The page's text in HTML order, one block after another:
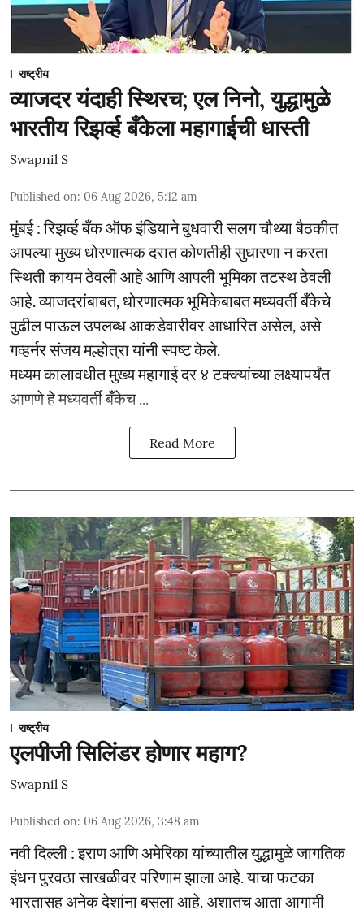
राष्ट्रीय
व्याजदर यंदाही स्थिरच; एल निनो, युद्धामुळे
भारतीय रिझर्व्ह बँकेला महागाईची धास्ती
Swapnil S
Published on: 06 Aug 2026, 5:12 am
मुंबई : रिझर्व्ह बँक ऑफ इंडियाने बुधवारी सलग चौथ्या बैठकीत
आपल्या मुख्य धोरणात्मक दरात कोणतीही सुधारणा न करता
स्थिती कायम ठेवली आहे आणि आपली भूमिका तटस्थ ठेवली
आहे. व्याजदरांबाबत, धोरणात्मक भूमिकेबाबत मध्यवर्ती बँकेचे
पुढील पाऊल उपलब्ध आकडेवारीवर आधारित असेल, असे
गव्हर्नर संजय मल्होत्रा यांनी स्पष्ट केले.
मध्यम कालावधीत मुख्य महागाई दर ४ टक्क्यांच्या लक्ष्यापर्यंत
आणणे हे मध्यवर्ती बँकेच ...
Read More
राष्ट्रीय
एलपीजी सिलिंडर होणार महाग?
Swapnil S
Published on: 06 Aug 2026, 3:48 am
नवी दिल्ली : इराण आणि अमेरिका यांच्यातील युद्धामुळे जागतिक
इंधन पुरवठा साखळीवर परिणाम झाला आहे. याचा फटका
भारतासह अनेक देशांना बसला आहे. अशातच आता आगामी